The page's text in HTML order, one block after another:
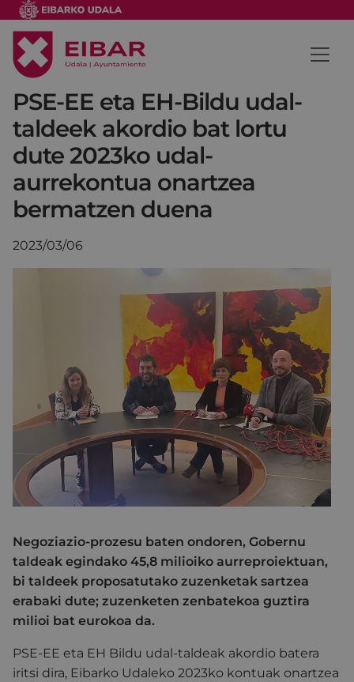
PSE-EE eta EH-Bildu udal-
taldeek akordio bat lortu
dute 2023ko udal-
aurrekontua onartzea
bermatzen duena
2023/03/06
Negoziazio-prozesu baten ondoren, Gobernu
taldeak egindako 45,8 milioiko aurreproiektuan,
bi taldeek proposatutako zuzenketak sartzea
erabaki dute; zuzenketen zenbatekoa guztira
milioi bat eurokoa da.
PSE-EE eta EH Bildu udal-taldeak akordio batera
iritsi dira, Eibarko Udaleko 2023ko kontuak onartzea